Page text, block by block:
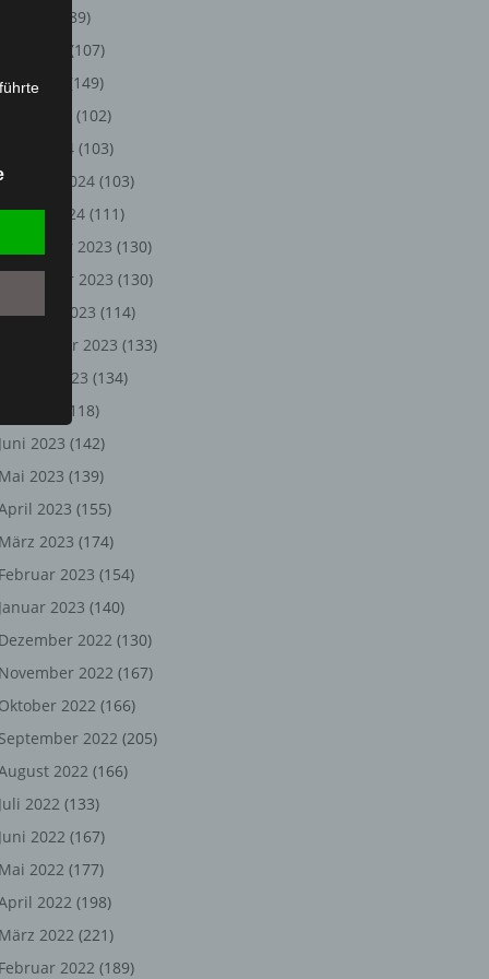
(89)
(107)
Mai 2024
(149)
(102)
März 2024 (103)
2024 (103)
2024 (111)
Dezember 2023 (130)
November 2023 (130)
2023 (114)
September 2023 (133)
August 2023 (134)
(118)
Juni 2023 (142)
Mai 2023 (139)
2023 (155)
März 2023 (174)
Februar 2023 (154)
Januar 2023 (140)
Dezember 2022 (130)
November 2022 (167)
Oktober 2022 (166)
September 2022 (205)
2022 (166)
Juli 2022 (133)
Juni 2022 (167)
Mai 2022 (177)
2022 (198)
März 2022 (221)
Februar 2022 (189)
oder